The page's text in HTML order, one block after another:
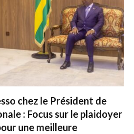
chez le Président de
: Focus sur le plaidoyer
une meilleure